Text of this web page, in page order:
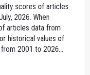
scores of articles
2026. When
articles data from
historical values of
2001 to 2026...